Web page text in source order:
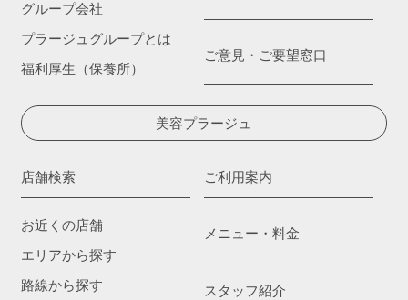
グループ会社
プラージュグループとは
福利厚生（保養所）
ご意見・ご要望窓口
美容プラージュ
店舗検索
お近くの店舗
エリアから探す
路線から探す
ご利用案内
メニュー・料金
スタッフ紹介